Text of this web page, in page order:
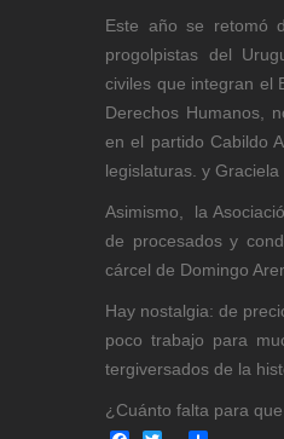
Este año se retomó
progolpistas del
civiles que integran el
Derechos Humanos,
en el partido Cabildo
legislaturas. y
Asimismo, la
de procesados y
cárcel de Domingo
Hay nostalgia: de
poco trabajo para
tergiversados de la
¿Cuánto falta para